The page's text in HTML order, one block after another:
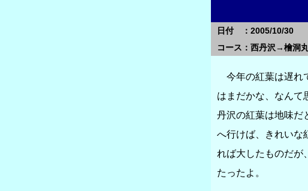
日付 ：2005/10/30
コース：西丹沢→檜
今年の紅葉は遅れ
はまだかな、なんて
丹沢の紅葉は地味だ
へ行けば、きれいな
れば大したものだが
たったよ。